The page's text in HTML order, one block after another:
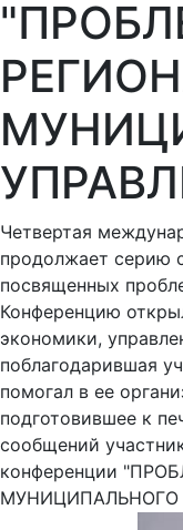
Четвертая
продолжает серию
посвященных
Конференцию
экономики,
поблагодарившая
помогал в ее
подготовившее к
сообщений
конференции
МУНИЦИПАЛЬНОГО